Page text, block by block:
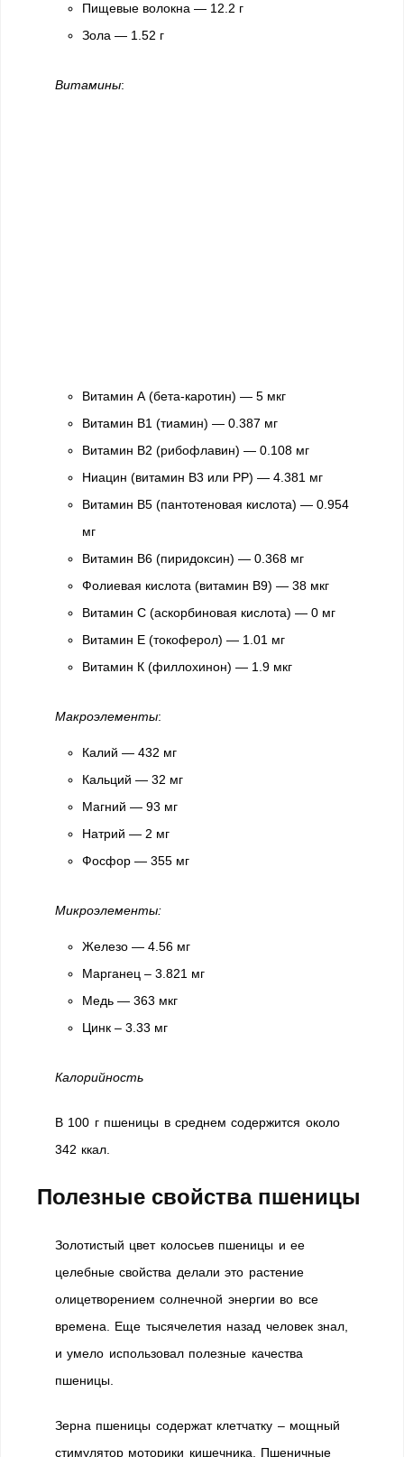
Пищевые волокна — 12.2 г
Зола — 1.52 г
Витамины:
Витамин А (бета-каротин) — 5 мкг
Витамин В1 (тиамин) — 0.387 мг
Витамин В2 (рибофлавин) — 0.108 мг
Ниацин (витамин В3 или РР) — 4.381 мг
Витамин В5 (пантотеновая кислота) — 0.954
мг
Витамин В6 (пиридоксин) — 0.368 мг
Фолиевая кислота (витамин В9) — 38 мкг
Витамин С (аскорбиновая кислота) — 0 мг
Витамин Е (токоферол) — 1.01 мг
Витамин К (филлохинон) — 1.9 мкг
Макроэлементы:
Калий — 432 мг
Кальций — 32 мг
Магний — 93 мг
Натрий — 2 мг
Фосфор — 355 мг
Микроэлементы:
Железо — 4.56 мг
Марганец – 3.821 мг
Медь — 363 мкг
Цинк – 3.33 мг
Калорийность
В 100 г пшеницы в среднем содержится около
342 ккал.
Полезные свойства пшеницы
Золотистый цвет колосьев пшеницы и ее
целебные свойства делали это растение
олицетворением солнечной энергии во все
времена. Еще тысячелетия назад человек знал,
и умело использовал полезные качества
пшеницы.
Зерна пшеницы содержат клетчатку – мощный
стимулятор моторики кишечника. Пшеничные